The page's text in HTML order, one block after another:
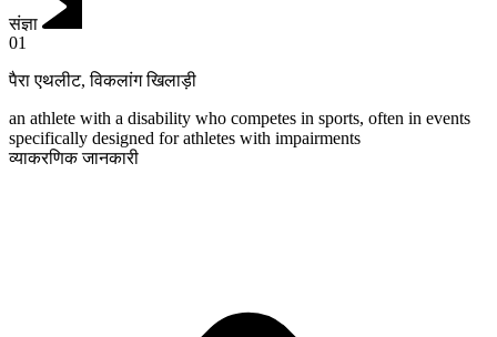
संज्ञा
01
पैरा एथलीट,विकलांग खिलाड़ी
an athlete with a disability who competes in sports, often in events
specifically designed for athletes with impairments
व्याकरणिक जानकारी